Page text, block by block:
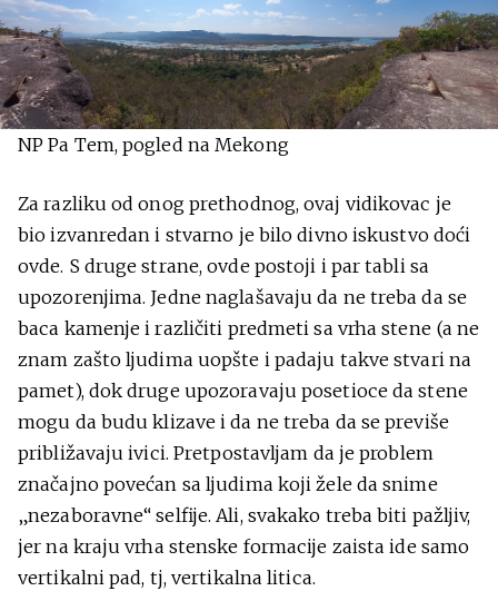
NP Pa Tem, pogled na Mekong
Za razliku od onog prethodnog, ovaj vidikovac je
bio izvanredan i stvarno je bilo divno iskustvo doći
ovde. S druge strane, ovde postoji i par tabli sa
upozorenjima. Jedne naglašavaju da ne treba da se
baca kamenje i različiti predmeti sa vrha stene (a ne
znam zašto ljudima uopšte i padaju takve stvari na
pamet), dok druge upozoravaju posetioce da stene
mogu da budu klizave i da ne treba da se previše
približavaju ivici. Pretpostavljam da je problem
značajno povećan sa ljudima koji žele da snime
„nezaboravne“ selfije. Ali, svakako treba biti pažljiv,
jer na kraju vrha stenske formacije zaista ide samo
vertikalni pad, tj, vertikalna litica.